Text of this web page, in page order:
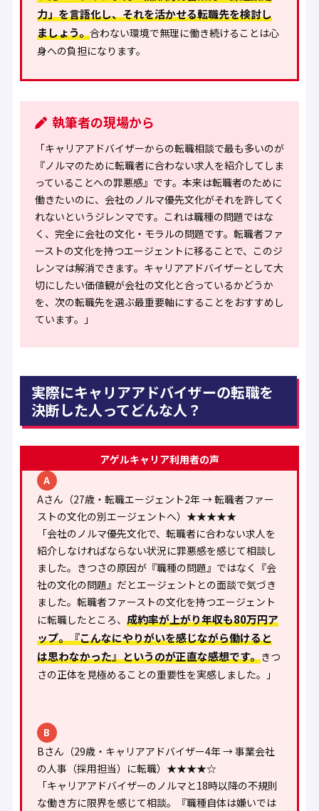
力」を言語化し、それを活かせる転職先を検討し
ましょう。合わない環境で無理に働き続けることは心
身への負担になります。
執筆者の現場から
「キャリアアドバイザーからの転職相談で最も多いのが
『ノルマのために転職者に合わない求人を紹介してしま
っていることへの罪悪感』です。本来は転職者のために
働きたいのに、会社のノルマ優先文化がそれを許してく
れないというジレンマです。これは職種の問題ではな
く、完全に会社の文化・モラルの問題です。転職者ファ
ーストの文化を持つエージェントに移ることで、このジ
レンマは解消できます。キャリアアドバイザーとして大
切にしたい価値観が会社の文化と合っているかどうか
を、次の転職先を選ぶ最重要軸にすることをおすすめし
ています。」
実際にキャリアアドバイザーの転職を
決断した人ってどんな人？
アゲルキャリア利用者の声
A
Aさん（27歳・転職エージェント2年 → 転職者ファー
ストの文化の別エージェントへ）★★★★★
「会社のノルマ優先文化で、転職者に合わない求人を
紹介しなければならない状況に罪悪感を感じて相談し
ました。きつさの原因が『職種の問題』ではなく『会
社の文化の問題』だとエージェントとの面談で気づき
ました。転職者ファーストの文化を持つエージェント
に転職したところ、 成約率が上がり年収も80万円ア
ップ。『こんなにやりがいを感じながら働けると
は思わなかった』というのが正直な感想です。きつ
さの正体を見極めることの重要性を実感しました。」
B
Bさん（29歳・キャリアアドバイザー4年 → 事業会社
の人事（採用担当）に転職）★★★★☆
「キャリアアドバイザーのノルマと18時以降の不規則
な働き方に限界を感じて相談。『職種自体は嫌いでは